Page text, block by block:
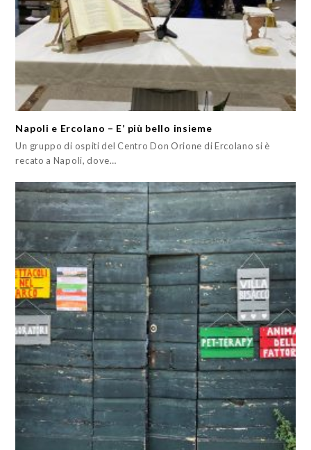
Napoli e Ercolano – E’ più bello insieme
Un gruppo di ospiti del Centro Don Orione di Ercolano si è
recato a Napoli, dove…